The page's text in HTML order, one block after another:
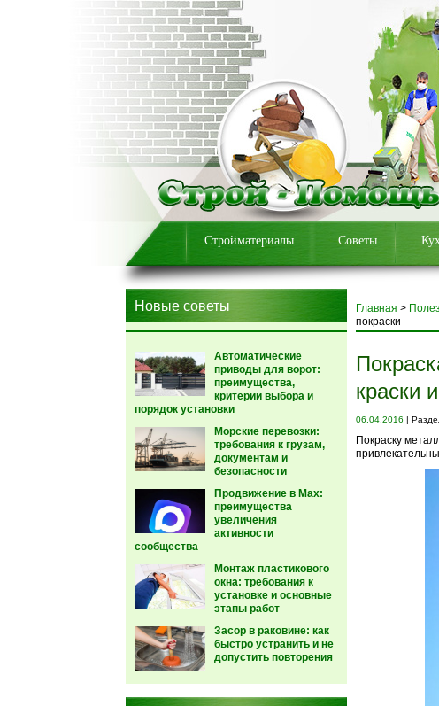
Стройматериалы Советы
Новые советы
Автоматические
приводы для ворот:
преимущества,
критерии выбора и
порядок установки
Морские перевозки:
требования к грузам,
документам и
безопасности
Продвижение в Max:
преимущества
увеличения
активности
сообщества
Монтаж пластикового
окна: требования к
установке и основные
этапы работ
Засор в раковине: как
быстро устранить и не
допустить повторения
Главная >
покраски
краски
06.04.2016 |
Покраску